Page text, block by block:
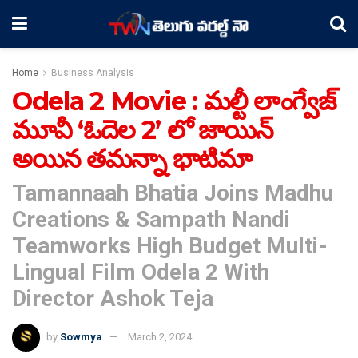
Home Business Analysis
Odela 2 Movie : మల్టీ లాంగ్వేజ్
మూవీ ‘ఓదెల 2’ లో జాయిన్
అయిన తమన్నా భాటిమా
Tamannaah Bhatia Joins Madhu
Creations & Sampath Nandi
Teamworks High Budget Multi-
Lingual Film Odela 2 With
Director Ashok Teja
by Sowmya March 2, 2024